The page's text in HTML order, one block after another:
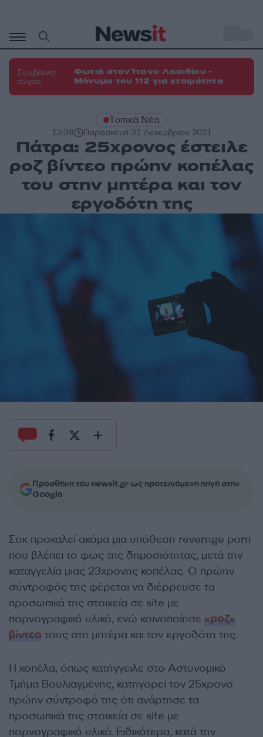
περιεχόμενο
Συμβαίνει
τώρα:
Φωτιά στον Ίτανο Λασιθίου -
Μήνυμα του 112 για ετοιμότητα
Τοπικά Νέα
13:38 Παρασκευή 31 Δεκεμβρίου 2021
Πάτρα: 25χρονος έστειλε
ροζ βίντεο πρώην κοπέλας
του στην μητέρα και τον
εργοδότη της
Προσθήκη του newsit.gr ως προτεινόμενη πηγή στην
Google
Σοκ προκαλεί ακόμα μια υπόθεση revernge porn
που βλέπει το φως της δημοσιότητας, μετά την
καταγγελία μιας 23χρονης κοπέλας. Ο πρώην
σύντροφός της φέρεται να διέρρευσε τα
προσωπικά της στοιχεία σε site με
πορνογραφικό υλικό, ενώ κοινοποίησε «ροζ»
βίντεο τους στη μητέρα και τον εργοδότη της.
Η κοπέλα, όπως κατήγγειλε στο Αστυνομικό
Τμήμα Βουλιαγμένης, κατηγορεί τον 25χρονο
πρώην σύντροφό της ότι ανάρτησε τα
προσωπικά της στοιχεία σε site με
πορνογραφικό υλικό. Ειδικότερα, κατά την